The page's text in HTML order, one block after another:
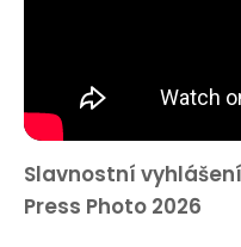
Slavnostní
Press Photo 2026